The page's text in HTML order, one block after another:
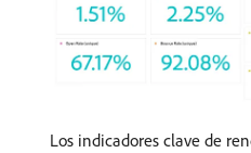
Los indicadores clave de